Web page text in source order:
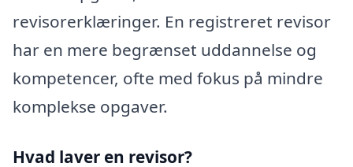
revisorerklæringer. En registreret revisor
har en mere begrænset uddannelse og
kompetencer, ofte med fokus på mindre
komplekse opgaver.
Hvad laver en revisor?